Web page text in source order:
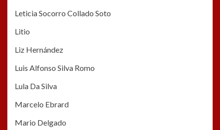
Leticia Socorro Collado Soto
Litio
Liz Hernández
Luis Alfonso Silva Romo
Lula Da Silva
Marcelo Ebrard
Mario Delgado